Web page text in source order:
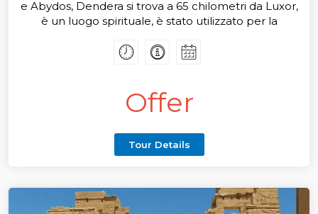
e Abydos, Dendera si trova a 65 chilometri da Luxor,
è un luogo spirituale, è stato utilizzato per la
della musica e dell'amore, Abydos è un tempio che
solo un tour di un giorno da Luxor, visiterete molti
particolari templi.
Offer
Tour Details